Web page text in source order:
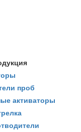
проб
активаторы